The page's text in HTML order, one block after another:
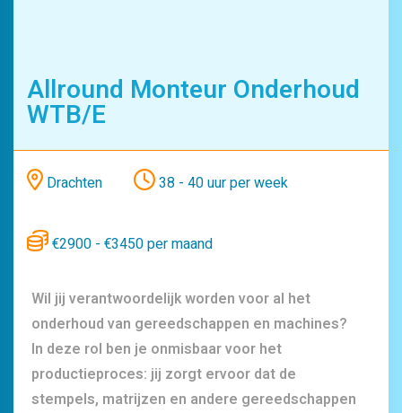
Allround Monteur Onderhoud
WTB/E
Drachten 38 - 40 uur per week
€2900 - €3450 per maand
Wil jij verantwoordelijk worden voor al het
onderhoud van gereedschappen en machines?
In deze rol ben je onmisbaar voor het
productieproces: jij zorgt ervoor dat de
stempels, matrijzen en andere gereedschappen